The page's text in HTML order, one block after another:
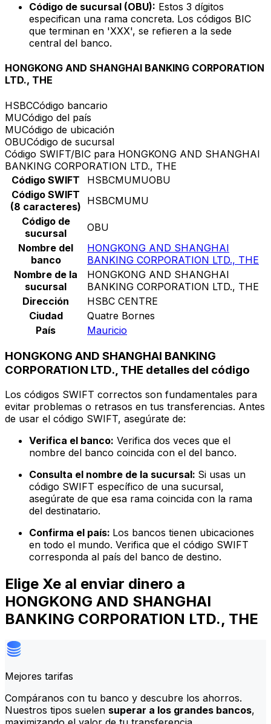
Código de sucursal (OBU): Estos 3 dígitos
especifican una rama concreta. Los códigos BIC
que terminan en 'XXX', se refieren a la sede
central del banco.
HONGKONG AND SHANGHAI BANKING CORPORATION
LTD., THE
HSBCCódigo bancario
MUCódigo del país
MUCódigo de ubicación
OBUCódigo de sucursal
Código SWIFT/BIC para HONGKONG AND SHANGHAI
BANKING CORPORATION LTD., THE
Código SWIFT
HSBCMUMUOBU
Código SWIFT
(8 caracteres) HSBCMUMU
Código de
sucursal
OBU
Nombre del
banco
HONGKONG AND SHANGHAI
BANKING CORPORATION LTD., THE
Nombre de la
sucursal
HONGKONG AND SHANGHAI
BANKING CORPORATION LTD., THE
Dirección
HSBC CENTRE
Ciudad
Quatre Bornes
País
Mauricio
HONGKONG AND SHANGHAI BANKING
CORPORATION LTD., THE detalles del código
Los códigos SWIFT correctos son fundamentales para
evitar problemas o retrasos en tus transferencias. Antes
de usar el código SWIFT, asegúrate de:
Verifica el banco: Verifica dos veces que el
nombre del banco coincida con el del banco.
Consulta el nombre de la sucursal: Si usas un
código SWIFT específico de una sucursal,
asegúrate de que esa rama coincida con la rama
del destinatario.
Confirma el país: Los bancos tienen ubicaciones
en todo el mundo. Verifica que el código SWIFT
corresponda al país del banco de destino.
Elige Xe al enviar dinero a
HONGKONG AND SHANGHAI
BANKING CORPORATION LTD., THE
Mejores tarifas
Compáranos con tu banco y descubre los ahorros.
Nuestros tipos suelen superar a los grandes bancos,